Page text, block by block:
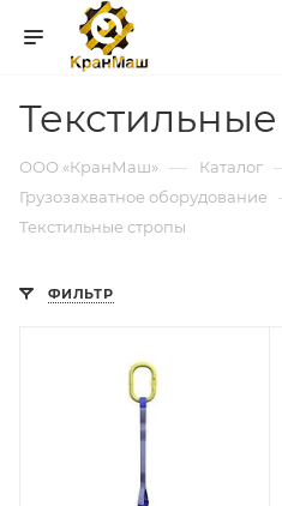
ООО «КранМаш» — Каталог
Грузозахватное оборудование
Текстильные стропы
ФИЛЬТР